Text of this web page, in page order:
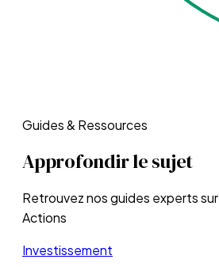
Guides & Ressources
Approfondir le sujet
Retrouvez nos guides experts sur
Actions
Investissement